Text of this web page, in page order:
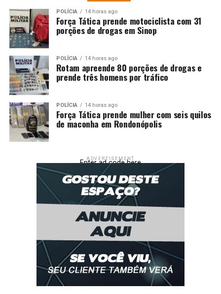
POLÍCIA 14 horas ago
Força Tática prende motociclista com 31
porções de drogas em Sinop
POLÍCIA 14 horas ago
Rotam apreende 80 porções de drogas e
prende três homens por tráfico
POLÍCIA 14 horas ago
Força Tática prende mulher com seis quilos
de maconha em Rondonópolis
ADVERTISEMENT
Enter ad code here